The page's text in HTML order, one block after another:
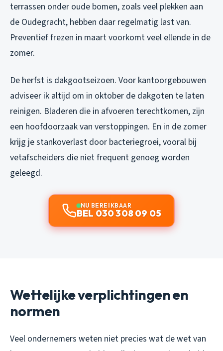
terrassen onder oude bomen, zoals veel plekken aan
de Oudegracht, hebben daar regelmatig last van.
Preventief frezen in maart voorkomt veel ellende in de
zomer.
De herfst is dakgootseizoen. Voor kantoorgebouwen
adviseer ik altijd om in oktober de dakgoten te laten
reinigen. Bladeren die in afvoeren terechtkomen, zijn
een hoofdoorzaak van verstoppingen. En in de zomer
krijg je stankoverlast door bacteriegroei, vooral bij
vetafscheiders die niet frequent genoeg worden
geleegd.
NU BEREIKBAAR
BEL 030 308 09 05
Wettelijke verplichtingen en
normen
Veel ondernemers weten niet precies wat de wet van